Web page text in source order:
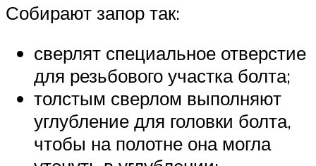
Собирают запор так:
сверлят специальное отверстие
для резьбового участка болта;
толстым сверлом выполняют
углубление для головки болта,
чтобы на полотне она могла